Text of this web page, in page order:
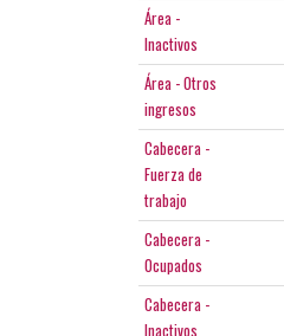
Área -
Inactivos
Área - Otros
ingresos
Cabecera -
Fuerza de
trabajo
Cabecera -
Ocupados
Cabecera -
Inactivos